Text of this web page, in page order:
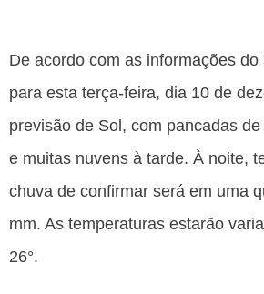
De acordo com as informações do
para esta terça-feira, dia 10 de
previsão de Sol, com pancadas
e muitas nuvens à tarde. À noite,
chuva de confirmar será em uma
mm. As temperaturas estarão
26°.